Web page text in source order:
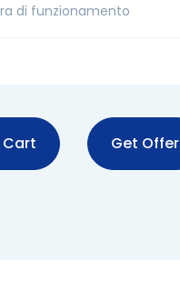
di funzionamento
Get Offer